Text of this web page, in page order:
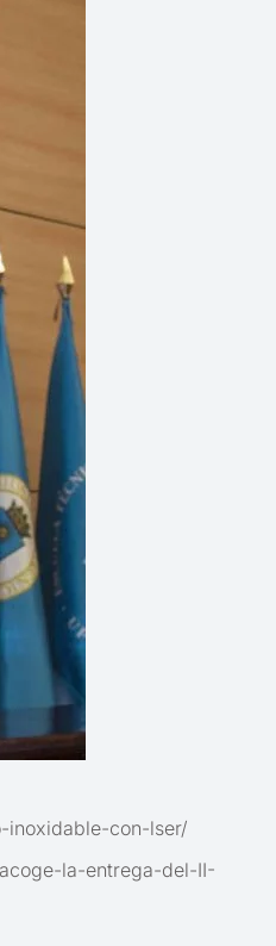
inoxidable-con-lser/
la-entrega-del-II-